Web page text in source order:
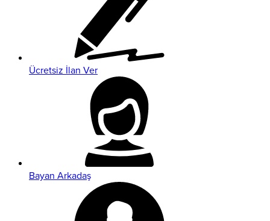
Ücretsiz İlan Ver
Bayan Arkadaş